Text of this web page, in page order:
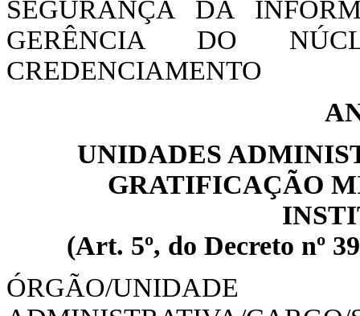
SEGURANÇA DA
GERÊNCIA DO
CREDENCIAMENTO
UNIDADES
GRATIFICAÇÃO
(Art. 5º, do Decreto nº
ÓRGÃO/UNIDADE